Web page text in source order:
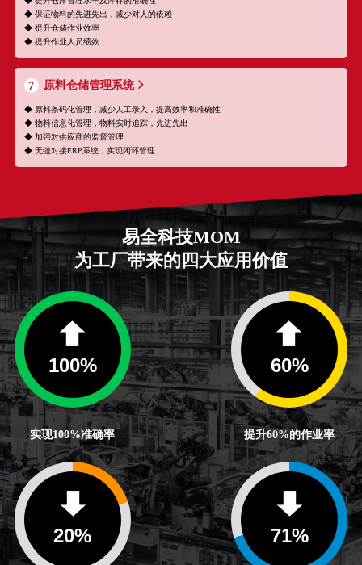
◆ 保证物料的先进先出，减少对人的依赖
◆ 提升仓储作业效率
◆ 提升作业人员绩效
7 原料仓储管理系统
◆ 原料条码化管理，减少人工录入，提高效率和准确性
◆ 物料信息化管理，物料实时追踪，先进先出
◆ 加强对供应商的监督管理
◆ 无缝对接ERP系统，实现闭环管理
易全科技MOM
为工厂带来的四大应用价值
100%
实现100%准确率
60%
提升60%的作业率
20% 71%